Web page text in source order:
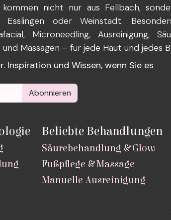
kommen nicht nur aus Fellbach,
Esslingen oder Weinstadt.
Microneedling, Ausreinigung,
Massagen – für jede Haut und jedes
Inspiration und Wissen, wenn Sie es
Abonnieren
Beliebte Behandlungen
Säurebehandlung & Glow
Fußpflege & Massage
Manuelle Ausreinigung